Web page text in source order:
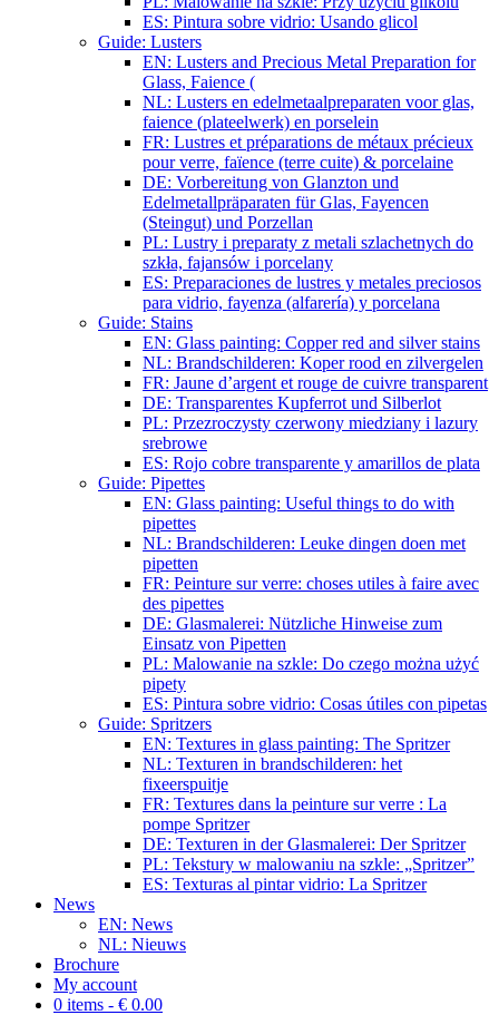
ES: Pintura sobre vidrio: Usando glicol
Guide: Lusters
EN: Lusters and Precious Metal Preparation for
Glass, Faience (
NL: Lusters en edelmetaalpreparaten voor glas,
faience (plateelwerk) en porselein
FR: Lustres et préparations de métaux précieux
pour verre, faïence (terre cuite) & porcelaine
DE: Vorbereitung von Glanzton und
Edelmetallpräparaten für Glas, Fayencen
(Steingut) und Porzellan
PL: Lustry i preparaty z metali szlachetnych do
szkła, fajansów i porcelany
ES: Preparaciones de lustres y metales preciosos
para vidrio, fayenza (alfarería) y porcelana
Guide: Stains
EN: Glass painting: Copper red and silver stains
NL: Brandschilderen: Koper rood en zilvergelen
FR: Jaune d’argent et rouge de cuivre transparent
DE: Transparentes Kupferrot und Silberlot
PL: Przezroczysty czerwony miedziany i lazury
srebrowe
ES: Rojo cobre transparente y amarillos de plata
Guide: Pipettes
EN: Glass painting: Useful things to do with
pipettes
NL: Brandschilderen: Leuke dingen doen met
pipetten
FR: Peinture sur verre: choses utiles à faire avec
des pipettes
DE: Glasmalerei: Nützliche Hinweise zum
Einsatz von Pipetten
PL: Malowanie na szkle: Do czego można użyć
pipety
ES: Pintura sobre vidrio: Cosas útiles con pipetas
Guide: Spritzers
EN: Textures in glass painting: The Spritzer
NL: Texturen in brandschilderen: het
fixeerspuitje
FR: Textures dans la peinture sur verre : La
pompe Spritzer
DE: Texturen in der Glasmalerei: Der Spritzer
PL: Tekstury w malowaniu na szkle: „Spritzer”
ES: Texturas al pintar vidrio: La Spritzer
News
EN: News
NL: Nieuws
Brochure
My account
0 items - € 0.00